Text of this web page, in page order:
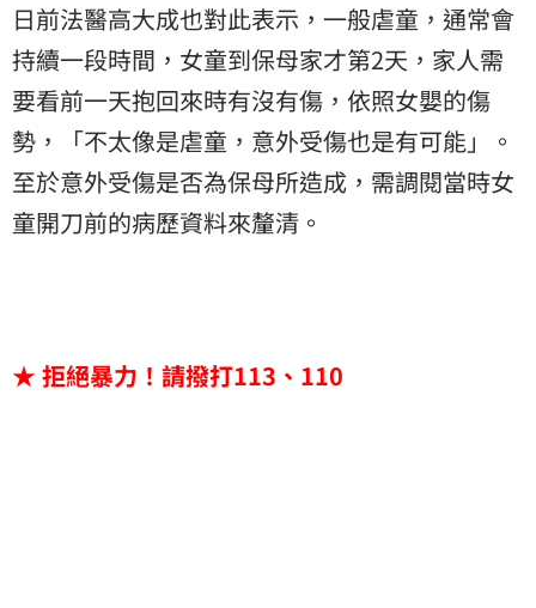
日前法醫高大成也對此表示，一般虐童，通常會
持續一段時間，女童到保母家才第2天，家人需
要看前一天抱回來時有沒有傷，依照女嬰的傷
勢，「不太像是虐童，意外受傷也是有可能」。
至於意外受傷是否為保母所造成，需調閱當時女
童開刀前的病歷資料來釐清。
★ 拒絕暴力！請撥打113、110